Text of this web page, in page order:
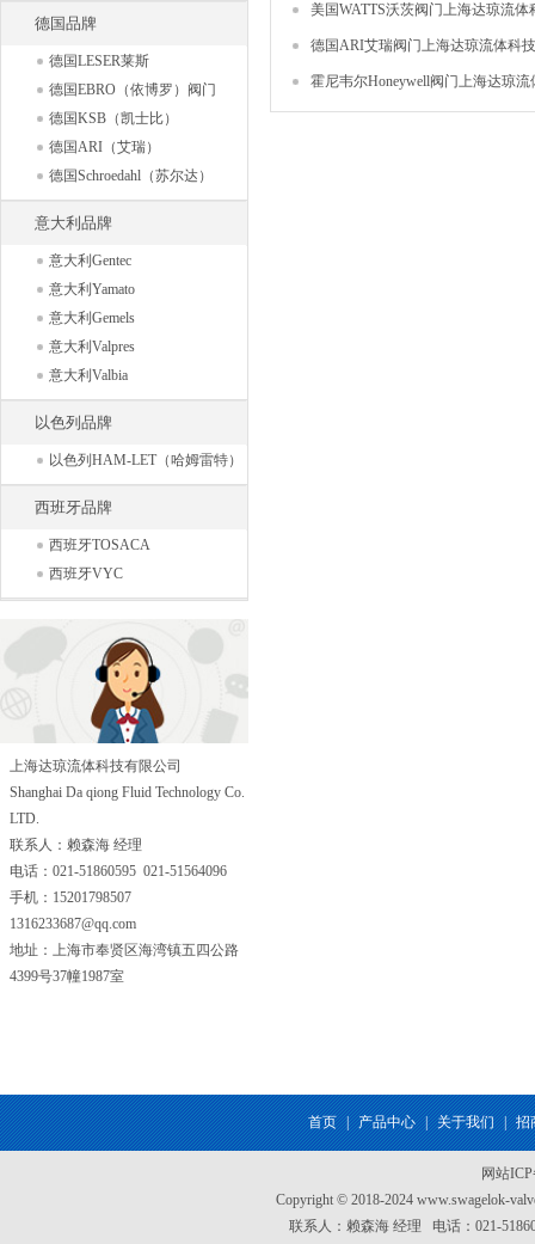
德国品牌
德国LESER莱斯
德国EBRO（依博罗）阀门
德国KSB（凯士比）
德国ARI（艾瑞）
德国Schroedahl（苏尔达）
意大利品牌
意大利Gentec
意大利Yamato
意大利Gemels
意大利Valpres
意大利Valbia
以色列品牌
以色列HAM-LET（哈姆雷特）
西班牙品牌
西班牙TOSACA
西班牙VYC
上海达琼流体科技有限公司
Shanghai Da qiong Fluid Technology Co.
LTD.
联系人：赖森海 经理
电话：021-51860595 021-51564096
手机：15201798507
1316233687@qq.com
地址：上海市奉贤区海湾镇五四公路
4399号37幢1987室
美国WATTS沃茨阀门上海达琼流体
德国ARI艾瑞阀门上海达琼流体科
霍尼韦尔Honeywell阀门上海达琼流
首页 | 产品中心 | 关于我们 | 招
网站
Copyright © 2018-2024 www.swagelok-
联系人：赖森海 经理 电话：021-